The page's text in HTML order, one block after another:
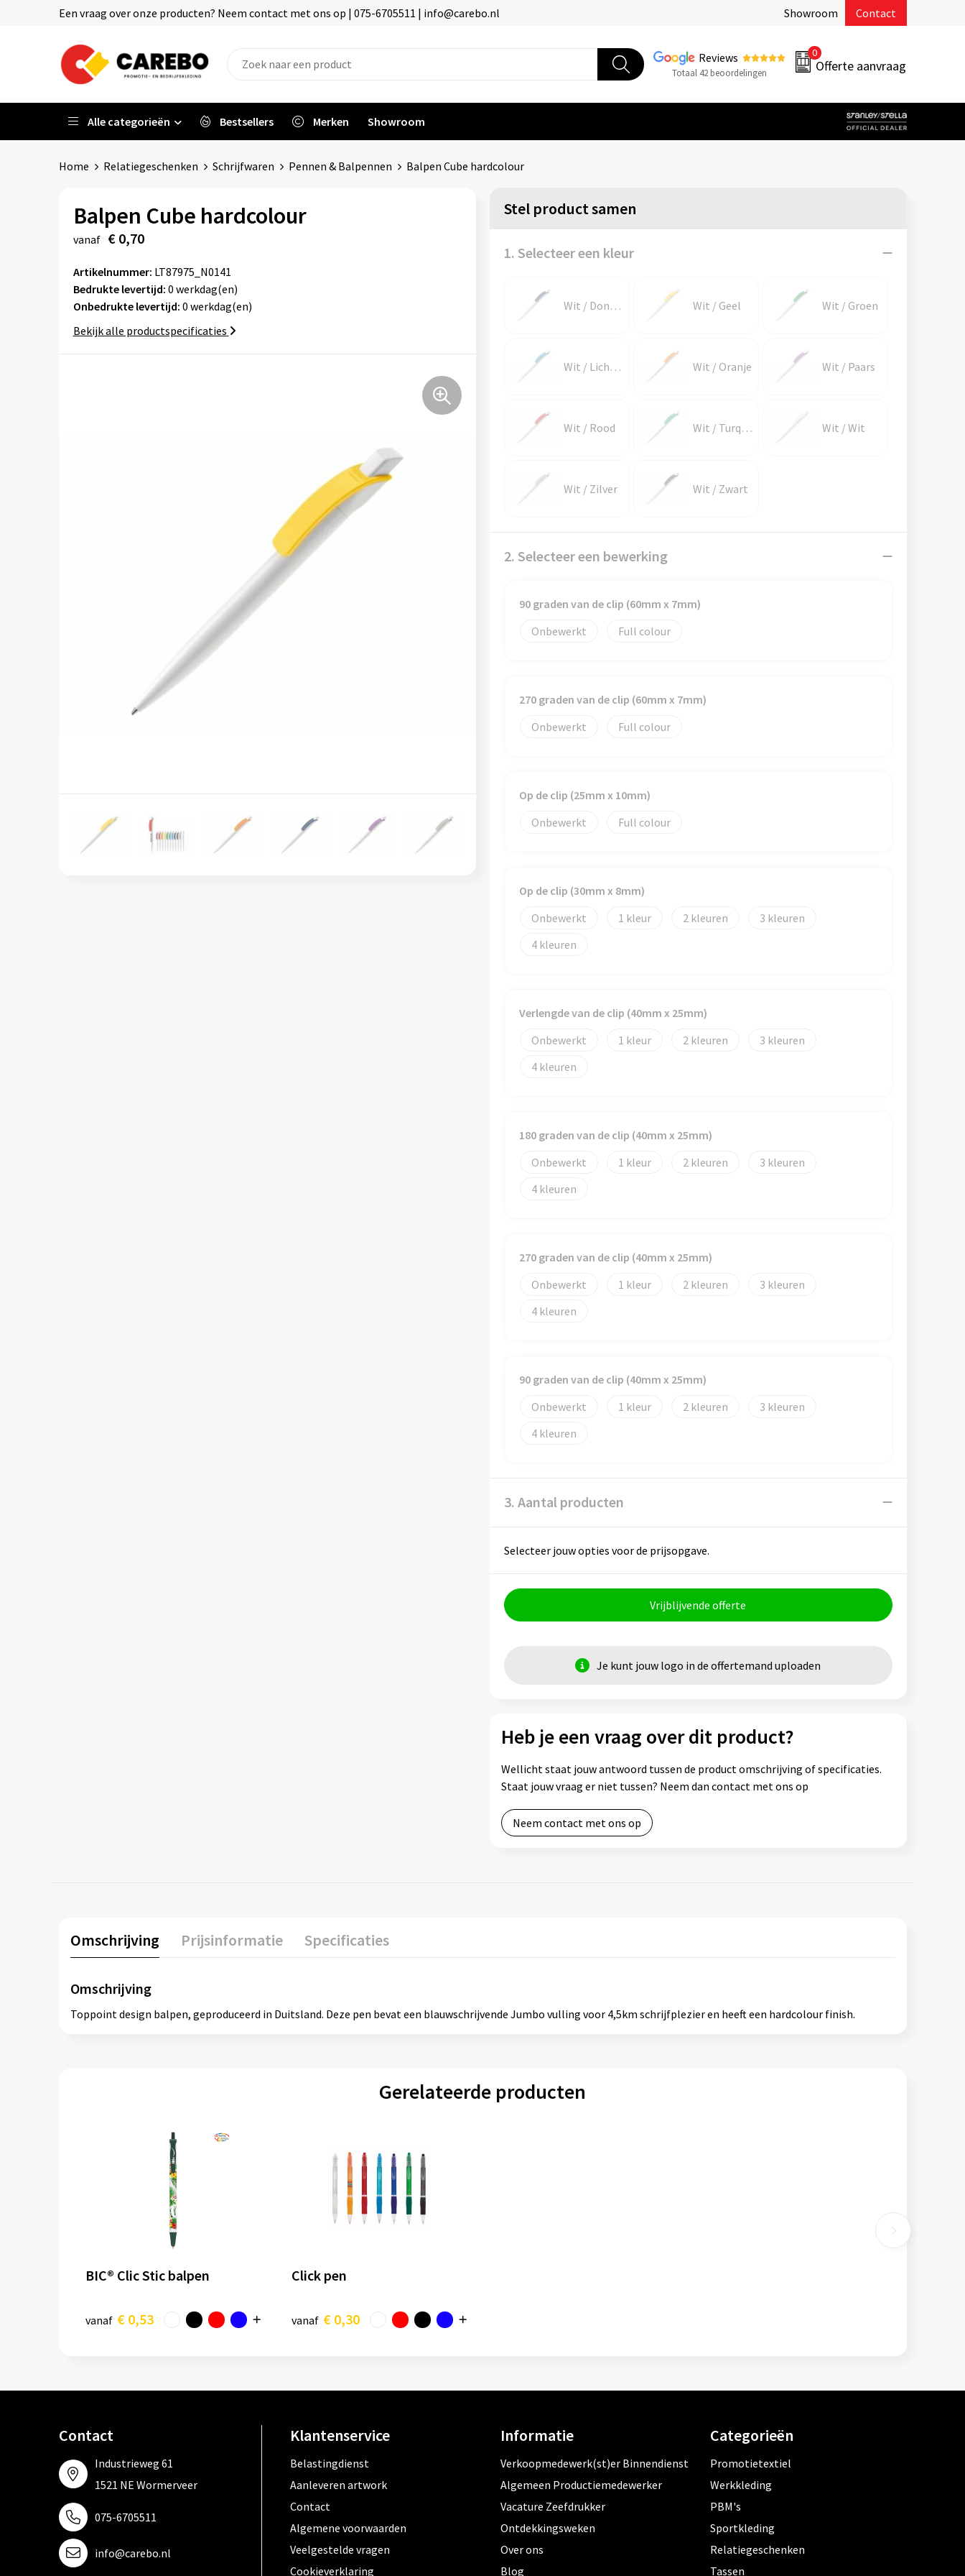
Een vraag over onze producten? Neem contact met ons op | 075-6705511 | info@carebo.nl Showroom Contact
Reviews
Totaal 42 beoordelingen
0
Offerte aanvraag
Alle categorieën Bestsellers Merken Showroom
Home Relatiegeschenken Schrijfwaren Pennen & Balpennen Balpen Cube hardcolour
Balpen Cube hardcolour
vanaf € 0,70
Artikelnummer: LT87975_N0141
Bedrukte levertijd: 0 werkdag(en)
Onbedrukte levertijd: 0 werkdag(en)
Bekijk alle productspecificaties
Stel product samen
1. Selecteer een kleur
Wit / Donkerblauw Wit / Geel Wit / Groen
Wit / Lichtblauw Wit / Oranje Wit / Paars
Wit / Rood Wit / Turquoise Wit / Wit
Wit / Zilver Wit / Zwart
2. Selecteer een bewerking
90 graden van de clip (60mm x 7mm)
Onbewerkt
Full colour
270 graden van de clip (60mm x 7mm)
Onbewerkt
Full colour
Op de clip (25mm x 10mm)
Onbewerkt
Full colour
Op de clip (30mm x 8mm)
Onbewerkt
1 2
3
4
Verlengde van de clip (40mm x 25mm)
Onbewerkt
1 2
3
4
180 graden van de clip (40mm x 25mm)
Onbewerkt
1 2
3
4
270 graden van de clip (40mm x 25mm)
Onbewerkt
1 2
3
4
90 graden van de clip (40mm x 25mm)
Onbewerkt
1 2
3
4
3. Aantal producten
Selecteer jouw opties voor de prijsopgave.
Vrijblijvende offerte
Je kunt jouw logo in de offertemand uploaden
Heb je een vraag over dit product?
Wellicht staat jouw antwoord tussen de product omschrijving of specificaties.
Staat jouw vraag er niet tussen? Neem dan contact met ons op
Neem contact met ons op
Omschrijving Prijsinformatie Specificaties
Omschrijving
Toppoint design balpen, geproduceerd in Duitsland. Deze pen bevat een blauwschrijvende Jumbo vulling voor 4,5km schrijfplezier en heeft een hardcolour finish.
Gerelateerde producten
BIC® Clic Stic balpen
vanaf € 0,53
Click pen
vanaf € 0,30
Contact
Industrieweg 61
1521 NE Wormerveer
075-6705511
info@carebo.nl
Klantenservice
Belastingdienst
Aanleveren artwork
Contact
Algemene voorwaarden
Veelgestelde vragen
Cookieverklaring
Informatie
Verkoopmedewerk(st)er Binnendienst
Algemeen Productiemedewerker
Vacature Zeefdrukker
Ontdekkingsweken
Over ons
Blog
Categorieën
Promotietextiel
Werkkleding
PBM's
Sportkleding
Relatiegeschenken
Tassen